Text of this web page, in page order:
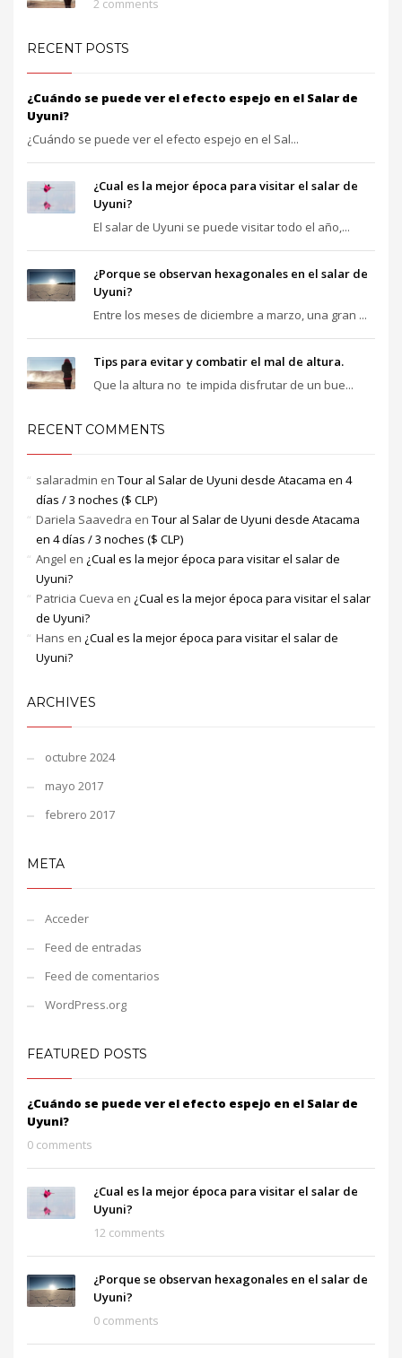
2 comments
RECENT POSTS
¿Cuándo se puede ver el efecto espejo en el Salar de
Uyuni?
¿Cuándo se puede ver el efecto espejo en el Sal...
¿Cual es la mejor época para visitar el salar de
Uyuni?
El salar de Uyuni se puede visitar todo el año,...
¿Porque se observan hexagonales en el salar de
Uyuni?
Entre los meses de diciembre a marzo, una gran ...
Tips para evitar y combatir el mal de altura.
Que la altura no te impida disfrutar de un bue...
RECENT COMMENTS
salaradmin en Tour al Salar de Uyuni desde Atacama en 4
días / 3 noches ($ CLP)
Dariela Saavedra en Tour al Salar de Uyuni desde Atacama
en 4 días / 3 noches ($ CLP)
Angel en ¿Cual es la mejor época para visitar el salar de
Uyuni?
Patricia Cueva en ¿Cual es la mejor época para visitar el salar
de Uyuni?
Hans en ¿Cual es la mejor época para visitar el salar de
Uyuni?
ARCHIVES
octubre 2024
mayo 2017
febrero 2017
META
Acceder
Feed de entradas
Feed de comentarios
WordPress.org
FEATURED POSTS
¿Cuándo se puede ver el efecto espejo en el Salar de
Uyuni?
0 comments
¿Cual es la mejor época para visitar el salar de
Uyuni?
12 comments
¿Porque se observan hexagonales en el salar de
Uyuni?
0 comments